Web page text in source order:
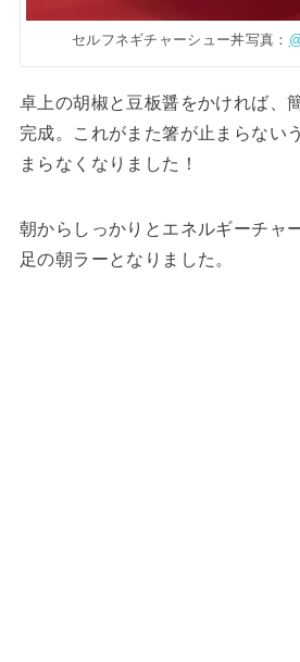
セルフネギチャーシュー丼写真：
卓上の胡椒と豆板醤をかければ、
完成。これがまた箸が止まらない
まらなくなりました！
朝からしっかりとエネルギーチャ
足の朝ラーとなりました。